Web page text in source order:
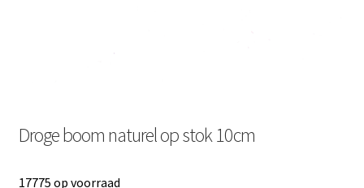
Droge boom naturel op stok 10cm
17775 op voorraad